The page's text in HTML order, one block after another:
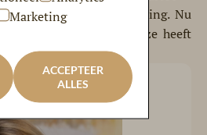
aldus de Afdeling. Nu
Zuid ook geen zienswijze heeft
in haar beroep.
Marketing
ACCEPTEER
ALLES